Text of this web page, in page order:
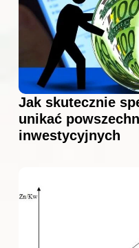
Jak skutecznie
unikać
inwestycyjnych